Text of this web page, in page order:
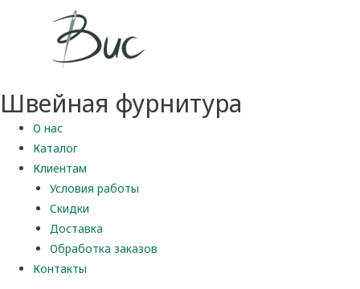
Швейная фурнитура
О нас
Каталог
Клиентам
Условия работы
Скидки
Доставка
Обработка заказов
Контакты